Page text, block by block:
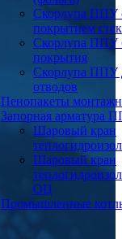
Скорлупа ППУ
покрытием
Скорлупа ППУ
покрытия
Скорлупа ППУ
отводов
Пенопакеты
Запорная арматура
Шаровый кран
Шаровый кран
ОЦ
Промышленные